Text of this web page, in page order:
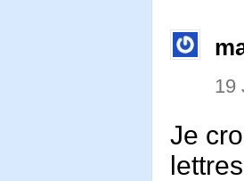
19
Je